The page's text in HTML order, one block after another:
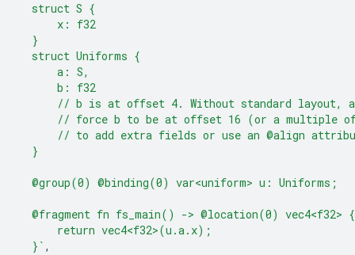
  struct S {
      x: f32
  }
  struct Uniforms {
      a: S,
      b: f32
// b is at offset 4. Without standard layout,
// force b to be at offset 16 (or a multiple
// to add extra fields or use an @align
  }
  @group(0) @binding(0) var<uniform> u: Uniforms;
  @fragment fn fs_main() -> @location(0) vec4<f32> {
      return vec4<f32>(u.a.x);
  }`
,